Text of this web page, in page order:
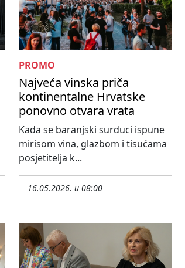
PROMO
Najveća vinska priča
kontinentalne Hrvatske
ponovno otvara vrata
Kada se baranjski surduci ispune
mirisom vina, glazbom i tisućama
posjetitelja k...
16.05.2026. u 08:00